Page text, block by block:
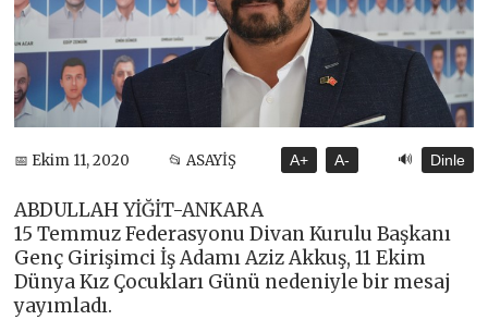
📅 Ekim 11, 2020 📂 ASAYİŞ A+ A- 🔊 Dinle
ABDULLAH YİĞİT-ANKARA
15 Temmuz Federasyonu Divan Kurulu Başkanı
Genç Girişimci İş Adamı Aziz Akkuş, 11 Ekim
Dünya Kız Çocukları Günü nedeniyle bir mesaj
yayımladı.